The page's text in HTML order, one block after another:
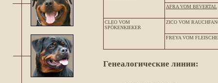
AFRA VOM BEVERTAL
CLEO VOM
SPÖKENKIEKER
ZICO VOM
FREYA VOM
Генеалогические линии: